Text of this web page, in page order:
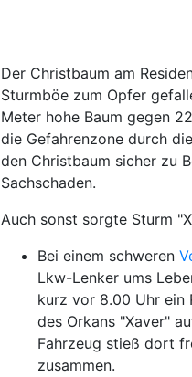
Der Christbaum am
Sturmböe zum Opfer
Meter hohe Baum gegen
die Gefahrenzone durch
den Christbaum sicher zu
Sachschaden.
Auch sonst sorgte Sturm
Bei einem schweren
Lkw-Lenker ums
kurz vor 8.00 Uhr ein
des Orkans "Xaver"
Fahrzeug stieß dort
zusammen.